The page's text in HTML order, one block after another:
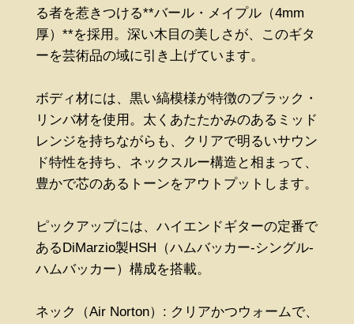
る者を惹きつける**バール・メイプル（4mm
厚）**を採用。深い木目の美しさが、このギタ
ーを芸術品の域に引き上げています。
ボディ材には、黒い縞模様が特徴のブラック・
リンバ材を使用。太くあたたかみのあるミッド
レンジを持ちながらも、クリアで明るいサウン
ド特性を持ち、ネックスルー構造と相まって、
豊かで芯のあるトーンをアウトプットします。
ピックアップには、ハイエンドギターの定番で
あるDiMarzio製HSH（ハムバッカー-シングル-
ハムバッカー）構成を搭載。
ネック（Air Norton）: クリアかつウォームで、